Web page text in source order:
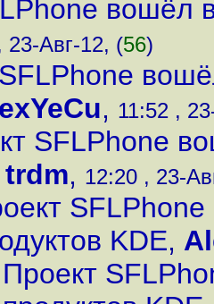
вошёл
23-Авг-12, (56)
, 11:52 ,
SFLPhone
trdm, 12:20 , 23-
KDE,
Проект